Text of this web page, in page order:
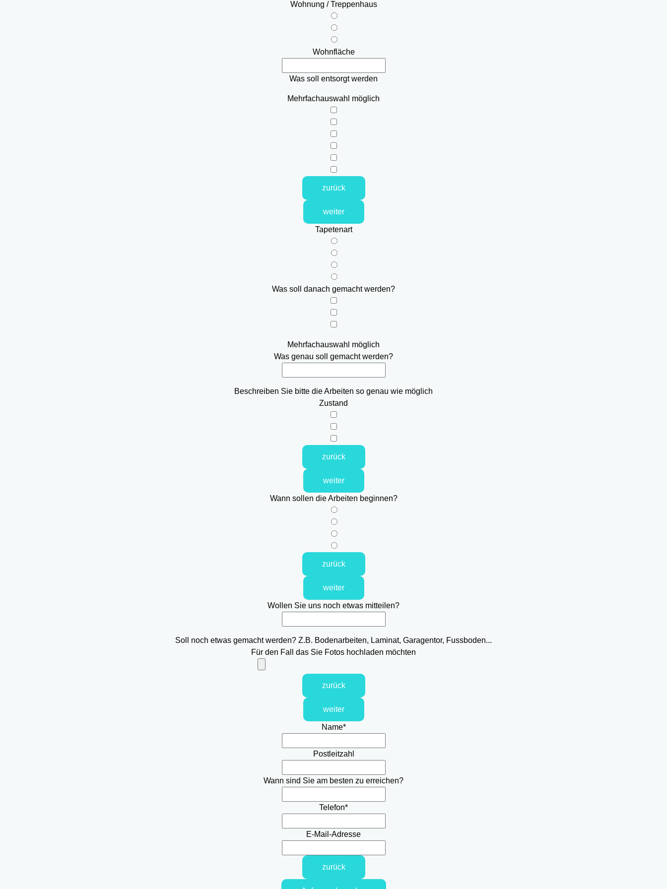
Wohnung / Treppenhaus
Wohnfläche
Was soll entsorgt werden
Mehrfachauswahl möglich
zurück
weiter
Tapetenart
Was soll danach gemacht werden?
Mehrfachauswahl möglich
Was genau soll gemacht werden?
Beschreiben Sie bitte die Arbeiten so genau wie möglich
Zustand
zurück
weiter
Wann sollen die Arbeiten beginnen?
zurück
weiter
Wollen Sie uns noch etwas mitteilen?
Soll noch etwas gemacht werden? Z.B. Bodenarbeiten, Laminat, Garagentor, Fussboden...
Für den Fall das Sie Fotos hochladen möchten
zurück
weiter
Name*
Postleitzahl
Wann sind Sie am besten zu erreichen?
Telefon*
E-Mail-Adresse
zurück